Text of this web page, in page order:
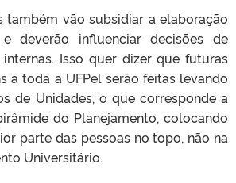
também vão subsidiar a elaboração
deverão influenciar decisões de
Isso quer dizer que futuras
a toda a UFPel serão feitas levando
de Unidades, o que corresponde a
do Planejamento, colocando
parte das pessoas no topo, não na
Universitário.